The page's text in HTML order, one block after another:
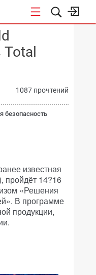
Total
1087 прочтений
безопасность
известная
пройдёт 14?16
«Решения
В программе
продукции,